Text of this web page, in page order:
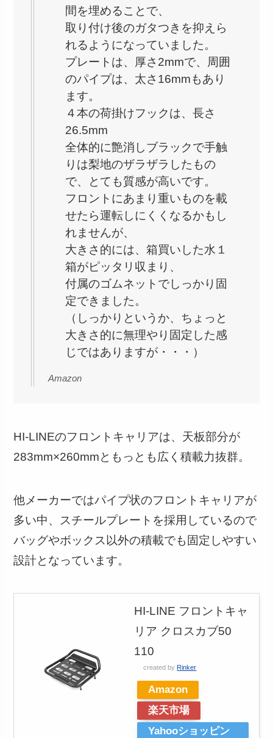
間を埋めることで、
取り付け後のガタつきを抑えら
れるようになっていました。
プレートは、厚さ2mmで、周囲
のパイプは、太さ16mmもあり
ます。
４本の荷掛けフックは、長さ
26.5mm
全体的に艶消しブラックで手触
りは梨地のザラザラしたもの
で、とても質感が高いです。
フロントにあまり重いものを載
せたら運転しにくくなるかもし
れませんが、
大きさ的には、箱買いした水１
箱がピッタリ収まり、
付属のゴムネットでしっかり固
定できました。
（しっかりというか、ちょっと
大きさ的に無理やり固定した感
じではありますが・・・）
Amazon
HI-LINEのフロントキャリアは、天板部分が
283mm×260mmともっとも広く積載力抜群。
他メーカーではパイプ状のフロントキャリアが
多い中、スチールプレートを採用しているので
バッグやボックス以外の積載でも固定しやすい
設計となっています。
HI-LINE フロントキャ
リア クロスカブ50
110
created by Rinker
Amazon
楽天市場
Yahooショッピン